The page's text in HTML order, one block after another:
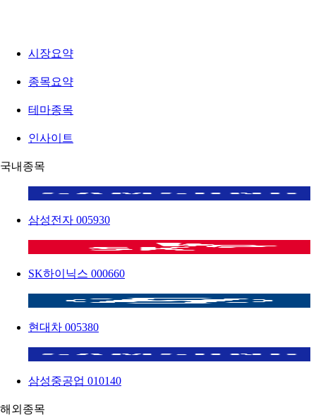
시장요약
종목요약
테마종목
인사이트
국내종목
삼성전자 005930
SK하이닉스 000660
현대차 005380
삼성중공업 010140
해외종목